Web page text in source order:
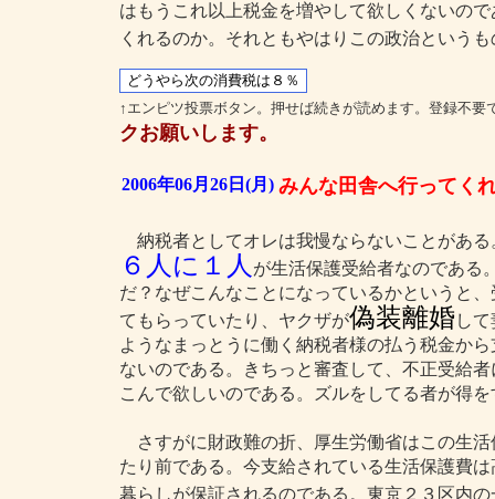
はもうこれ以上税金を増やして欲しくないの
くれるのか。それともやはりこの政治という
↑エンピツ投票ボタン。押せば続きが読めます。登録不要
クお願いします。
2006年06月26日(月) みんな田舎へ行ってく
納税者としてオレは我慢ならないことがあ
６人に１人 が生活保護受給者なのである
だ？なぜこんなことになっているかというと
てもらっていたり、ヤクザが偽装離婚 し
ようなまっとうに働く納税者様の払う税金か
ないのである。きちっと審査して、不正受給
こんで欲しいのである。ズルをしてる者が得
さすがに財政難の折、厚生労働省はこの生
たり前である。今支給されている生活保護費
暮らしが保証されるのである。東京２３区内